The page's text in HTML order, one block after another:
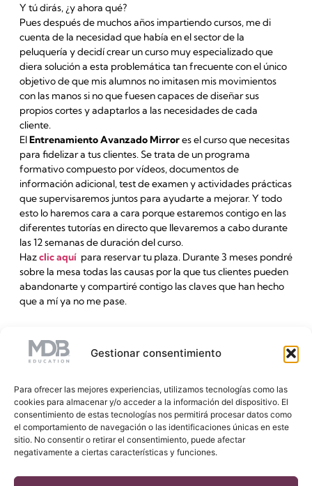
Gestionar consentimiento
Para ofrecer las mejores experiencias, utilizamos tecnologías como las
cookies para almacenar y/o acceder a la información del dispositivo. El
consentimiento de estas tecnologías nos permitirá procesar datos como
el comportamiento de navegación o las identificaciones únicas en este
sitio. No consentir o retirar el consentimiento, puede afectar
negativamente a ciertas características y funciones.
Y tú dirás, ¿y ahora qué?
Pues después de muchos años impartiendo cursos, me di
cuenta de la necesidad que había en el sector de la
peluquería y decidí crear un curso muy especializado que
diera solución a esta problemática tan frecuente con el único
objetivo de que mis alumnos no imitasen mis movimientos
con las manos si no que fuesen capaces de diseñar sus
propios cortes y adaptarlos a las necesidades de cada
cliente.
ElEntrenamiento Avanzado Mirrores el curso que necesitas
para fidelizar a tus clientes. Se trata de un programa
formativo compuesto por vídeos, documentos de
información adicional, test de examen y actividades prácticas
que supervisaremos juntos para ayudarte a mejorar. Y todo
esto lo haremos cara a cara porque estaremos contigo en las
diferentes tutorías en directo que llevaremos a cabo durante
las 12 semanas de duración del curso.
Hazclic aquí para reservar tu plaza. Durante 3 meses pondré
sobre la mesa todas las causas por la que tus clientes pueden
abandonarte y compartiré contigo las claves que han hecho
que a mí ya no me pase.
SUSCRÍBETE A NUESTRA NEWSLETTER